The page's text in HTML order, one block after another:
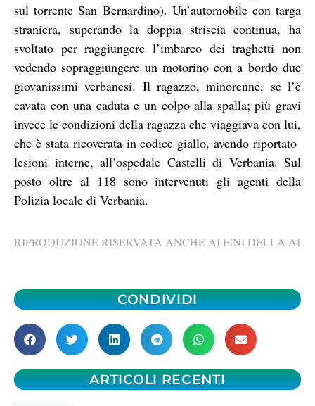
sul torrente San Bernardino). Un’automobile con targa
straniera, superando la doppia striscia continua, ha
svoltato per raggiungere l’imbarco dei traghetti non
vedendo sopraggiungere un motorino con a bordo due
giovanissimi verbanesi. Il ragazzo, minorenne, se l’è
cavata con una caduta e un colpo alla spalla; più gravi
invece le condizioni della ragazza che viaggiava con lui,
che è stata ricoverata in codice giallo, avendo riportato
lesioni interne, all’ospedale Castelli di Verbania. Sul
posto oltre al 118 sono intervenuti gli agenti della
Polizia locale di Verbania.
RIPRODUZIONE RISERVATA ANCHE AI FINI DELLA AI
CONDIVIDI
ARTICOLI RECENTI